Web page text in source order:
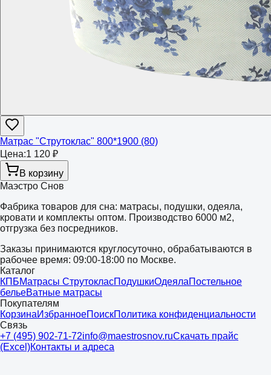
Матрас "Струтоклас" 800*1900 (80)
Цена:1 120 ₽
В корзину
Маэстро Снов
Фабрика товаров для сна: матрасы, подушки, одеяла,
кровати и комплекты оптом. Производство 6000 м2,
отгрузка без посредников.
Заказы принимаются круглосуточно, обрабатываются в
рабочее время: 09:00-18:00 по Москве.
Каталог
КПБМатрасы СтрутокласПодушкиОдеялаПостельное
бельеВатные матрасы
Покупателям
КорзинаИзбранноеПоискПолитика конфиденциальности
Связь
+7 (495) 902-71-72info@maestrosnov.ruСкачать прайс
(Excel)Контакты и адреса